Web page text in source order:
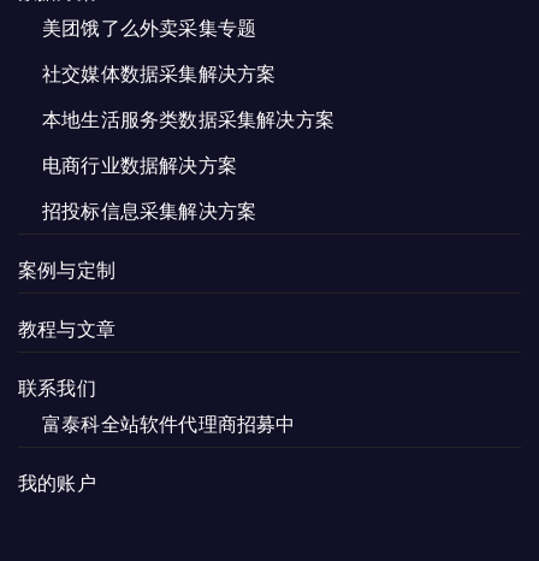
美团饿了么外卖采集专题
社交媒体数据采集解决方案
本地生活服务类数据采集解决方案
电商行业数据解决方案
招投标信息采集解决方案
案例与定制
教程与文章
联系我们
富泰科全站软件代理商招募中
我的账户